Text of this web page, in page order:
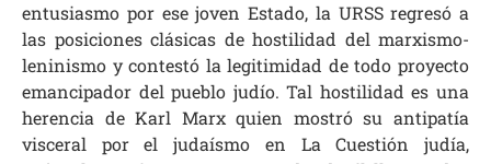
entusiasmo por ese joven Estado, la URSS regresó a
las posiciones clásicas de hostilidad del marxismo-
leninismo y contestó la legitimidad de todo proyecto
emancipador del pueblo judío. Tal hostilidad es una
herencia de Karl Marx quien mostró su antipatía
visceral por el judaísmo en La Cuestión judía,